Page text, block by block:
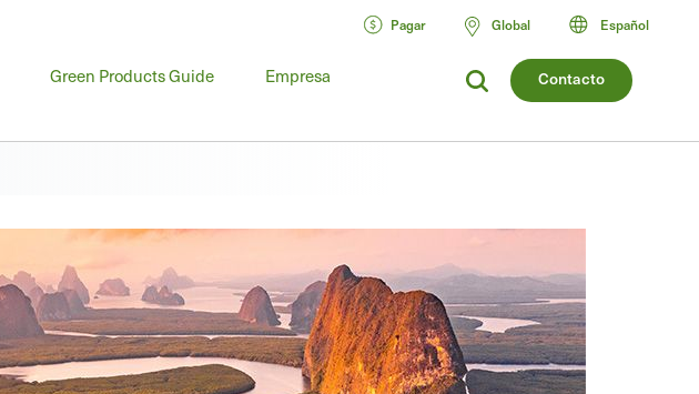
Contacto
Green Products Guide Empresa
Pagar Global Español